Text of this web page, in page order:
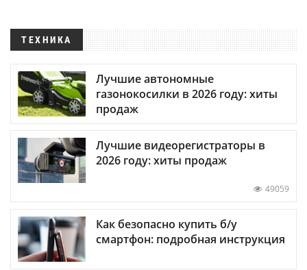
ТЕХНИКА
Лучшие автономные
газонокосилки в 2026 году: хиты
продаж
Лучшие видеорегистраторы в
2026 году: хиты продаж
49059
Как безопасно купить б/у
смартфон: подробная инструкция